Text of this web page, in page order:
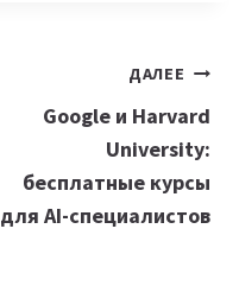
ДАЛЕЕ
Google и Harvard
University:
бесплатные курсы
для AI-специалистов